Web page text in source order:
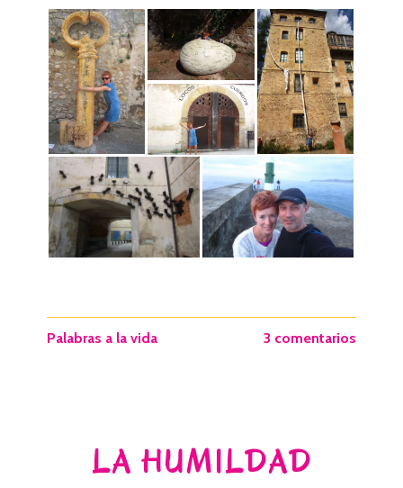
Palabras a la vida 3 comentarios
LA HUMILDAD